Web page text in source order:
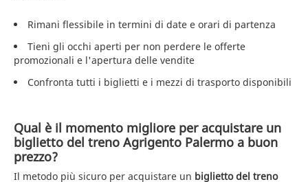
Rimani flessibile in termini di date e orari di partenza
Tieni gli occhi aperti per non perdere le offerte
promozionali e l'apertura delle vendite
Confronta tutti i biglietti e i mezzi di trasporto disponibili
Qual è il momento migliore per acquistare un
biglietto del treno Agrigento Palermo a buon
prezzo?
Il metodo più sicuro per acquistare un biglietto del treno